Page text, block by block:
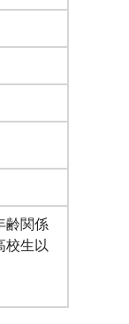
齢関係
校生以